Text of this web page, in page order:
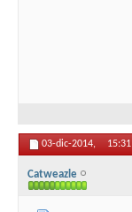
03-dic-2014, 15:31
Catweazle